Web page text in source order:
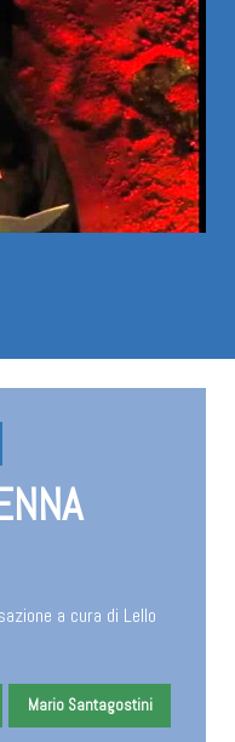
a cura di Lello
Mario Santagostini